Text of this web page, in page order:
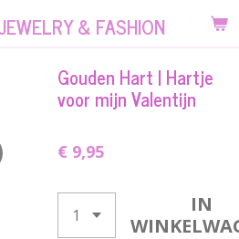
& FASHION
Gouden Hart | Hartje
voor mijn Valentijn
€ 9,95
IN